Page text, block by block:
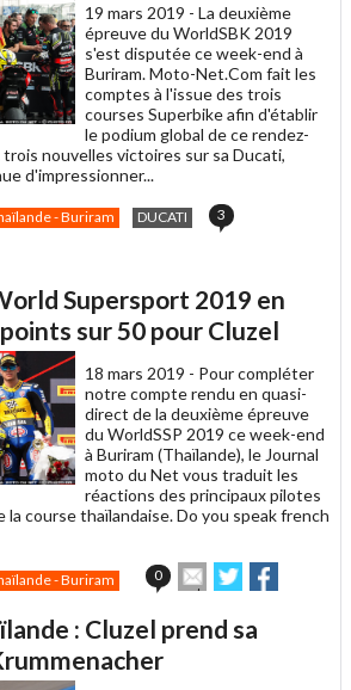
19 mars 2019 - La deuxième
épreuve du WorldSBK 2019
s'est disputée ce week-end à
Buriram. Moto-Net.Com fait les
comptes à l'issue des trois
courses Superbike afin d'établir
le podium global de ce rendez-
nouvelles victoires sur sa Ducati,
d'impressionner...
- Buriram DUCATI 3
Supersport 2019 en
sur 50 pour Cluzel
18 mars 2019 - Pour compléter
notre compte rendu en quasi-
direct de la deuxième épreuve
du WorldSSP 2019 ce week-end
à Buriram (Thaïlande), le Journal
moto du Net vous traduit les
réactions des principaux pilotes
la course thaïlandaise. Do you speak french
- Buriram 0
Envoyer
cet
à
Partager
sur sur
: Cluzel prend sa